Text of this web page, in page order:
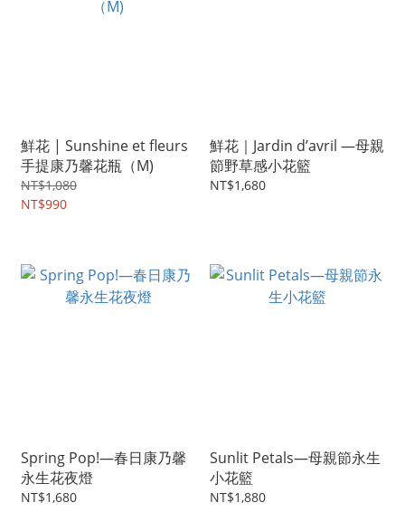
鮮花 | Sunshine et fleurs
手提康乃馨花瓶（M)
NT$1,080
NT$990
鮮花｜Jardin d’avril —母親
節野草感小花籃
NT$1,680
Spring Pop!—春日康乃馨
永生花夜燈
NT$1,680
Sunlit Petals—母親節永生
小花籃
NT$1,880